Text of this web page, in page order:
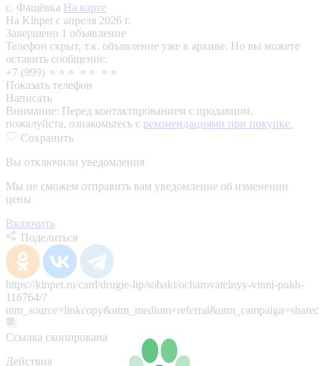
с. Фащёвка На карте
На Kinpet c апреля 2026 г.
Завершено 1 объявление
Телефон скрыт, т.к. объявление уже в архиве. Но вы можете
оставить сообщение.
+7 (999) ⚬⚬⚬ ⚬⚬ ⚬⚬
Показать телефон
Написать
Внимание: Перед контактированием с продавцом,
пожалуйста, ознакомьтесь с рекомендациями при покупке.
Сохранить
Вы отключили уведомления
Мы не сможем отправить вам уведомление об изменении
цены
Включить
Поделиться
https://kinpet.ru/card/drugie-lip/sobaki/ocharovatelnyy-vinni-pukh-
116764/?
Ссылка скопирована
Действия